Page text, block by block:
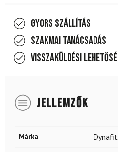
Gyors szállítás
Szakmai tanácsadás
Visszaküldési
JELLEMZŐK
Márka Dynafit